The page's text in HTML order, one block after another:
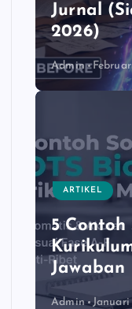
Jurnal
2026)
Admin
ARTIKEL
5 Contoh
Jawaban
Admin